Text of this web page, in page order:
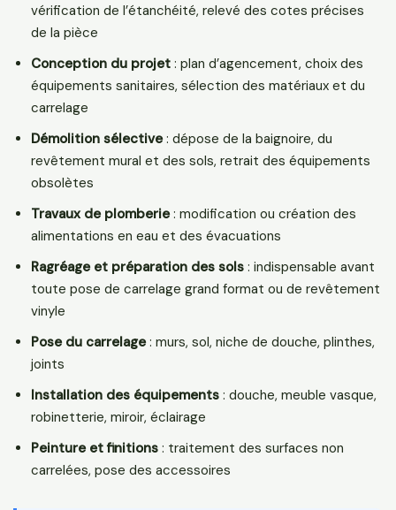
vérification de l’étanchéité, relevé des cotes précises
de la pièce
Conception du projet : plan d’agencement, choix des
équipements sanitaires, sélection des matériaux et du
carrelage
Démolition sélective: dépose de la baignoire, du
revêtement mural et des sols, retrait des équipements
obsolètes
Travaux de plomberie: modification ou création des
alimentations en eau et des évacuations
Ragréage et préparation des sols : indispensable avant
toute pose de carrelage grand format ou de revêtement
vinyle
Pose du carrelage: murs, sol, niche de douche, plinthes,
joints
Installation des équipements : douche, meuble vasque,
robinetterie, miroir, éclairage
Peinture et finitions : traitement des surfaces non
carrelées, pose des accessoires